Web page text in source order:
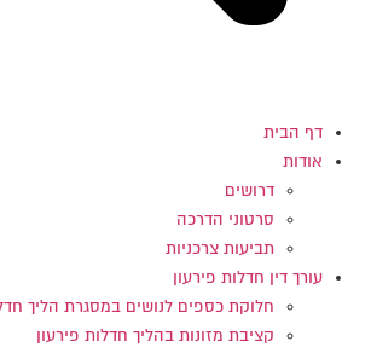
דף הבית
אודות
דרושים
סרטוני הדרכה
תביעות צרכניות
עורך דין חדלות פירעון
חלוקת כספים לנושים במסגרת הליך
קציבת מזונות בהליך חדלות פירעון